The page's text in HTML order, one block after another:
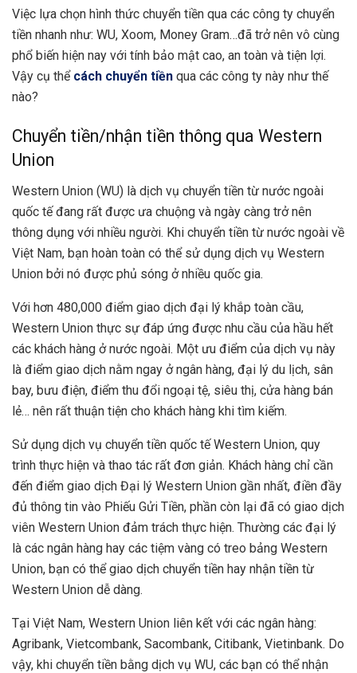
Việc lựa chọn hình thức chuyển tiền qua các công ty chuyển
tiền nhanh như: WU, Xoom, Money Gram…đã trở nên vô cùng
phổ biến hiện nay với tính bảo mật cao, an toàn và tiện lợi.
Vậy cụ thể cách chuyển tiền qua các công ty này như thế
nào?
Chuyển tiền/nhận tiền thông qua Western
Union
Western Union (WU) là dịch vụ chuyển tiền từ nước ngoài
quốc tế đang rất được ưa chuộng và ngày càng trở nên
thông dụng với nhiều người. Khi chuyển tiền từ nước ngoài về
Việt Nam, bạn hoàn toàn có thể sử dụng dịch vụ Western
Union bởi nó được phủ sóng ở nhiều quốc gia.
Với hơn 480,000 điểm giao dịch đại lý khắp toàn cầu,
Western Union thực sự đáp ứng được nhu cầu của hầu hết
các khách hàng ở nước ngoài. Một ưu điểm của dịch vụ này
là điểm giao dịch nằm ngay ở ngân hàng, đại lý du lịch, sân
bay, bưu điện, điểm thu đổi ngoại tệ, siêu thị, cửa hàng bán
lẻ… nên rất thuận tiện cho khách hàng khi tìm kiếm.
Sử dụng dịch vụ chuyển tiền quốc tế Western Union, quy
trình thực hiện và thao tác rất đơn giản. Khách hàng chỉ cần
đến điểm giao dịch Đại lý Western Union gần nhất, điền đầy
đủ thông tin vào Phiếu Gửi Tiền, phần còn lại đã có giao dịch
viên Western Union đảm trách thực hiện. Thường các đại lý
là các ngân hàng hay các tiệm vàng có treo bảng Western
Union, bạn có thể giao dịch chuyển tiền hay nhận tiền từ
Western Union dễ dàng.
Tại Việt Nam, Western Union liên kết với các ngân hàng:
Agribank, Vietcombank, Sacombank, Citibank, Vietinbank. Do
vậy, khi chuyển tiền bằng dịch vụ WU, các bạn có thể nhận